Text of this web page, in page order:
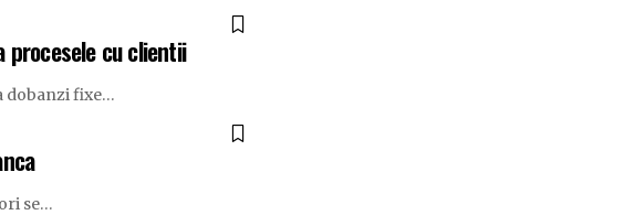
procesele cu clientii
dobanzi fixe…
se…